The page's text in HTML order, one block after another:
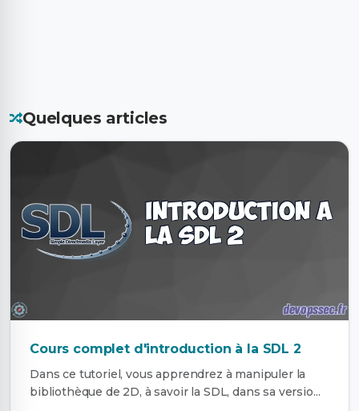
Quelques articles
Cours complet d'introduction à la SDL 2
Dans ce tutoriel, vous apprendrez à manipuler la
bibliothèque de 2D, à savoir la SDL, dans sa versio...